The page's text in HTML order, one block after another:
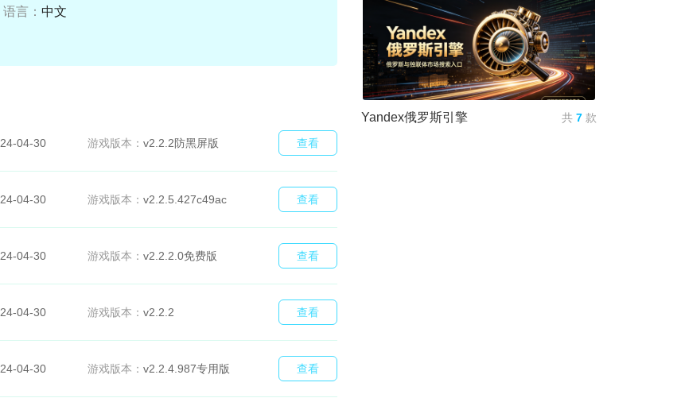
语言： 中文
24-04-30 游戏版本： v2.2.2防黑屏版 查看
24-04-30 游戏版本： v2.2.5.427c49ac 查看
24-04-30 游戏版本： v2.2.2.0免费版 查看
24-04-30 游戏版本： v2.2.2 查看
24-04-30 游戏版本： v2.2.4.987专用版 查看
Yandex俄罗斯引擎 共 7 款